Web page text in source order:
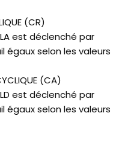
(CR)
est déclenché par
égaux selon les valeurs
(CA)
est déclenché par
égaux selon les valeurs